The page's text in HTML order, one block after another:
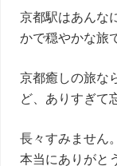
京都駅はあんな
かで穏やかな旅
京都癒しの旅な
ど、ありすぎて
長々すみません。
本当にありがと